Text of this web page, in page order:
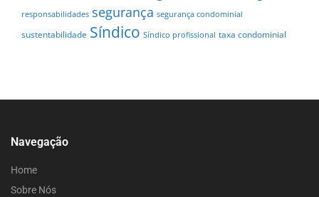
responsabilidades segurança segurança condominial
sustentabilidade Síndico Síndico profissional taxa condominial
Navegação
Home
Sobre Nós